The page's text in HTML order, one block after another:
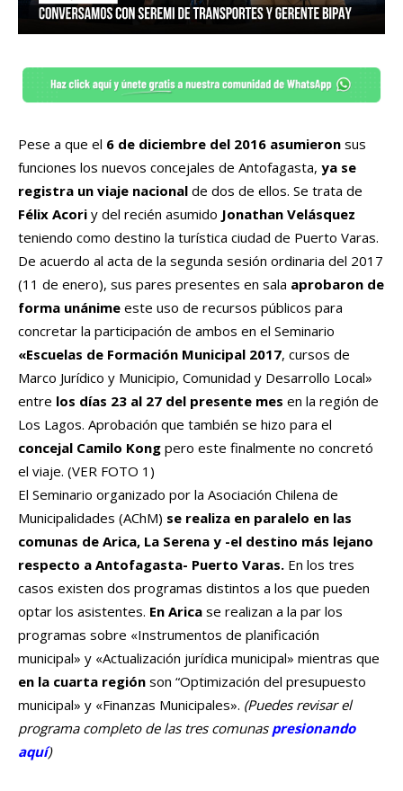
Pese a que el 6 de diciembre del 2016 asumieron sus
funciones los nuevos concejales de Antofagasta, ya se
registra un viaje nacional de dos de ellos. Se trata de
Félix Acori y del recién asumido Jonathan Velásquez
teniendo como destino la turística ciudad de Puerto Varas.
De acuerdo al acta de la segunda sesión ordinaria del 2017
(11 de enero), sus pares presentes en sala aprobaron de
forma unánime este uso de recursos públicos para
concretar la participación de ambos en el Seminario
«Escuelas de Formación Municipal 2017, cursos de
Marco Jurídico y Municipio, Comunidad y Desarrollo Local»
entre los días 23 al 27 del presente mes en la región de
Los Lagos. Aprobación que también se hizo para el
concejal Camilo Kong pero este finalmente no concretó
el viaje. (VER FOTO 1)
El Seminario organizado por la Asociación Chilena de
Municipalidades (AChM) se realiza en paralelo en las
comunas de Arica, La Serena y -el destino más lejano
respecto a Antofagasta- Puerto Varas. En los tres
casos existen dos programas distintos a los que pueden
optar los asistentes. En Arica se realizan a la par los
programas sobre «Instrumentos de planificación
municipal» y «Actualización jurídica municipal» mientras que
en la cuarta región son “Optimización del presupuesto
municipal» y «Finanzas Municipales». (Puedes revisar el
programa completo de las tres comunas presionando
aquí)